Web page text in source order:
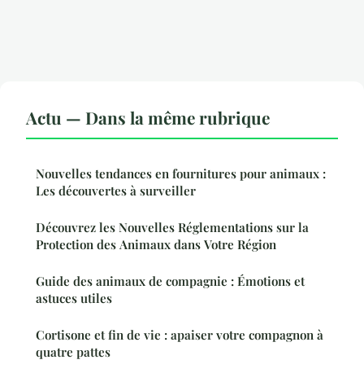
Actu — Dans la même rubrique
Nouvelles tendances en fournitures pour animaux :
Les découvertes à surveiller
Découvrez les Nouvelles Réglementations sur la
Protection des Animaux dans Votre Région
Guide des animaux de compagnie : Émotions et
astuces utiles
Cortisone et fin de vie : apaiser votre compagnon à
quatre pattes